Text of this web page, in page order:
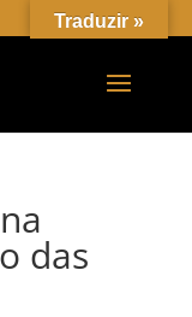
das
Traduzir »